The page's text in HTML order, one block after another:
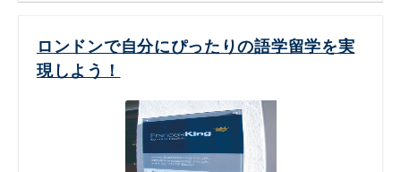
ロンドンで自分にぴったりの語学留学を実
現しよう！